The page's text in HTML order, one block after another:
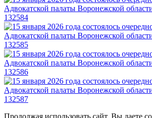
Продолжая использовать сайт, Вы даете